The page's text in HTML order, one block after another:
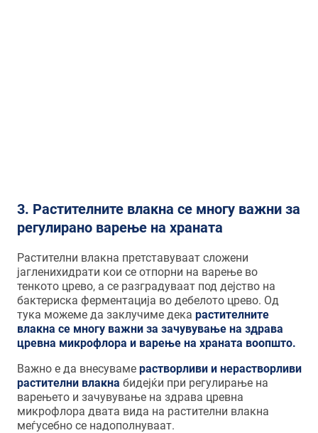
​​​​​​3. Растителните влакна се многу важни за
регулирано варење на храната
Растителни влакна претставуваат сложени
јагленихидрати кои се отпорни на варење во
тенкото црево, а се разградуваат под дејство на
бактериска ферментација во дебелото црево. Од
тука можеме да заклучиме дека растителните
влакна се многу важни за зачувување на здрава
цревна микрофлора и варење на храната воопшто.
Важно е да внесуваме растворливи и нерастворливи
растителни влакна бидејќи при регулирање на
варењето и зачувување на здрава цревна
микрофлора двата вида на растителни влакна
меѓусебно се надополнуваат.